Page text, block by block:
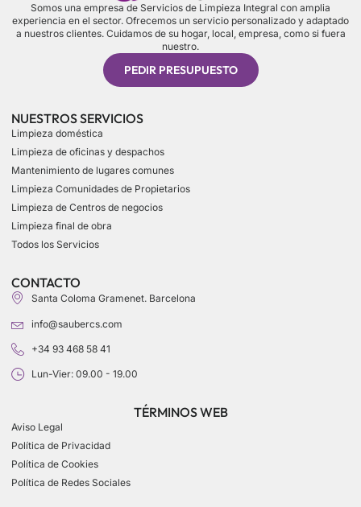
Somos una empresa de Servicios de Limpieza Integral con amplia
experiencia en el sector. Ofrecemos un servicio personalizado y adaptado
a nuestros clientes. Cuidamos de su hogar, local, empresa, como si fuera
nuestro.
PEDIR PRESUPUESTO
NUESTROS SERVICIOS
Limpieza doméstica
Limpieza de oficinas y despachos
Mantenimiento de lugares comunes
Limpieza Comunidades de Propietarios
Limpieza de Centros de negocios
Limpieza final de obra
Todos los Servicios
CONTACTO
Santa Coloma Gramenet. Barcelona
info@saubercs.com
+34 93 468 58 41
Lun-Vier: 09.00 - 19.00
TÉRMINOS WEB
Aviso Legal
Política de Privacidad
Política de Cookies
Política de Redes Sociales